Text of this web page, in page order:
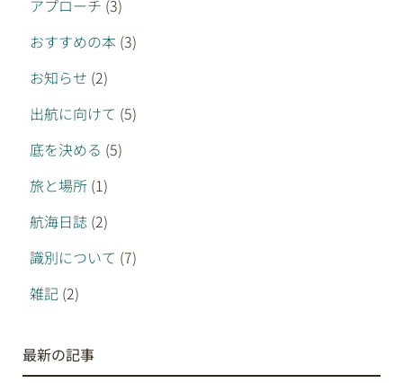
アプローチ (3)
おすすめの本 (3)
お知らせ (2)
出航に向けて (5)
底を決める (5)
旅と場所 (1)
航海日誌 (2)
識別について (7)
雑記 (2)
最新の記事